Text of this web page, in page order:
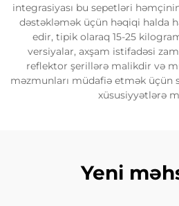
integrasiyası bu sepetləri
dəstəkləmək üçün həqiqi halda
edir, tipik olaraq 15-25
versiyalar, axşam istifadəsi
reflektor şerillərə malikdir və
məzmunları müdafiə etmək üçün
xüsusiyyətlərə
Yeni